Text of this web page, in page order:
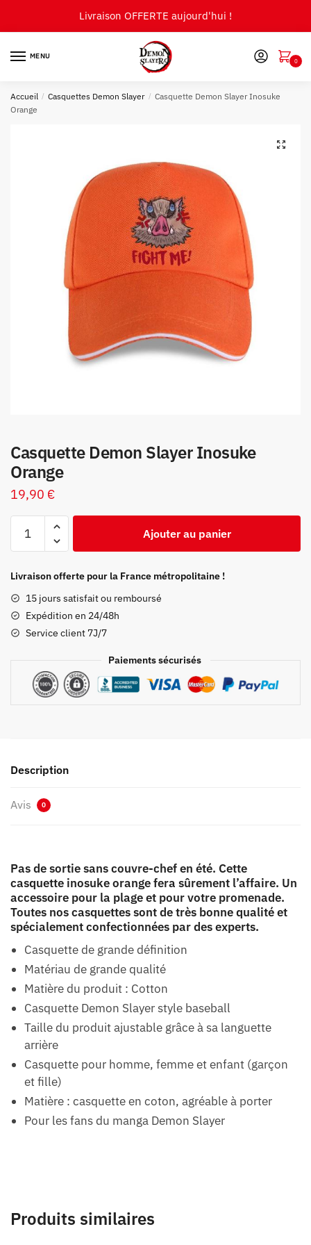
Livraison OFFERTE aujourd'hui !
MENU
0
Accueil / Casquettes Demon Slayer / Casquette Demon Slayer Inosuke
Orange
🔍
Casquette Demon Slayer Inosuke
Orange
19,90 €
Demon
Inosuke
Orange
Ajouter au panier
Livraison offerte pour la France métropolitaine !
15 jours satisfait ou remboursé
Expédition en 24/48h
Service client 7J/7
Paiements sécurisés
Description
Avis 0
Pas de sortie sans couvre-chef en été. Cette
casquette inosuke orange fera sûrement l’affaire. Un
accessoire pour la plage et pour votre promenade.
Toutes nos casquettes sont de très bonne qualité et
spécialement confectionnées par des experts.
Casquette de grande définition
Matériau de grande qualité
Matière du produit : Cotton
Casquette Demon Slayer style baseball
Taille du produit ajustable grâce à sa languette
arrière
Casquette pour homme, femme et enfant (garçon
et fille)
Matière : casquette en coton, agréable à porter
Pour les fans du manga Demon Slayer
Produits similaires